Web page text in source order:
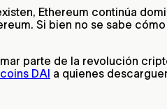
Ethereum continúa
Si bien no se sabe
parte de la revolución
DAI a quienes